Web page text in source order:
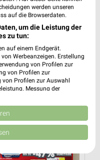
Knoll
bis Fr. 14.08.
werden unseren
auf die Browserdaten.
um die Leistung der
zu tun:
auf einem Endgerät.
Werbeanzeigen. Erstellung
von Profilen zur
von Profilen zur
Profilen zur Auswahl
Messung der
Quellen. Entwicklung und
Daten zur Auswahl
weitergegeben und in die